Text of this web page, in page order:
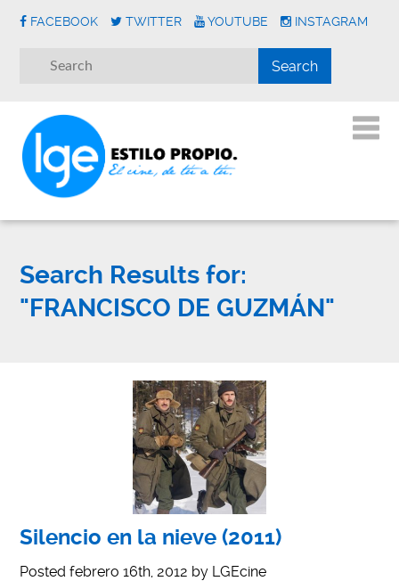
FACEBOOK TWITTER YOUTUBE INSTAGRAM
Search Results for:
"FRANCISCO DE GUZMÁN"
Silencio en la nieve (2011)
Postedfebrero 16th, 2012 by LGEcine